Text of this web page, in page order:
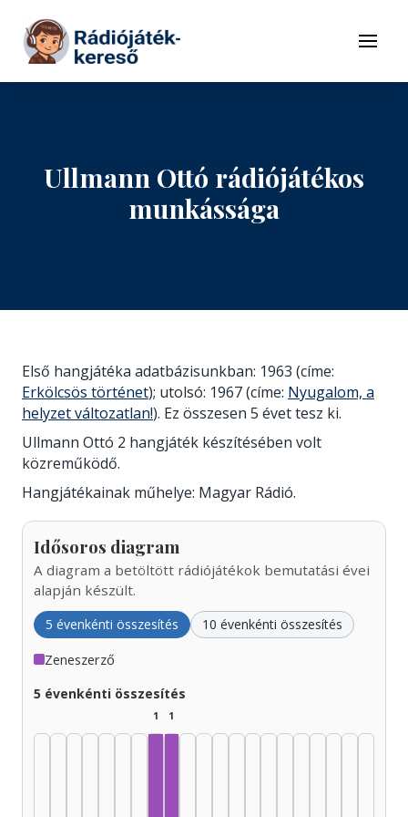
Tovább a tartalomhoz
Menü
Ullmann Ottó rádiójátékos
munkássága
Első hangjátéka adatbázisunkban: 1963 (címe:
Erkölcsös történet); utolsó: 1967 (címe: Nyugalom, a
helyzet változatlan!). Ez összesen 5 évet tesz ki.
Ullmann Ottó 2 hangjáték készítésében volt
közreműködő.
Hangjátékainak műhelye: Magyar Rádió.
Idősoros diagram
A diagram a betöltött rádiójátékok bemutatási évei
alapján készült.
5 évenkénti összesítés 10 évenkénti összesítés
Zeneszerző
5 évenkénti összesítés
1 1